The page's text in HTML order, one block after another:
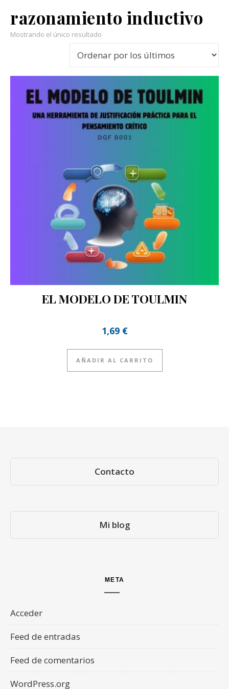
razonamiento inductivo
Mostrando el único resultado
EL MODELO DE TOULMIN
1,69 €
AÑADIR AL CARRITO
Contacto
Mi blog
META
Acceder
Feed de entradas
Feed de comentarios
WordPress.org